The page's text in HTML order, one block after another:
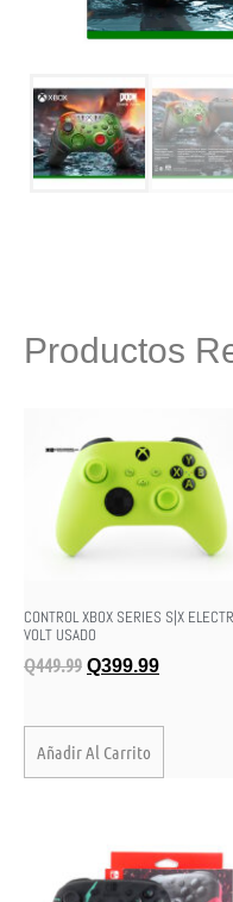
Productos
CONTROL XBOX SERIES S|X
VOLT USADO
Q449.99 Q399.99
Añadir Al Carrito